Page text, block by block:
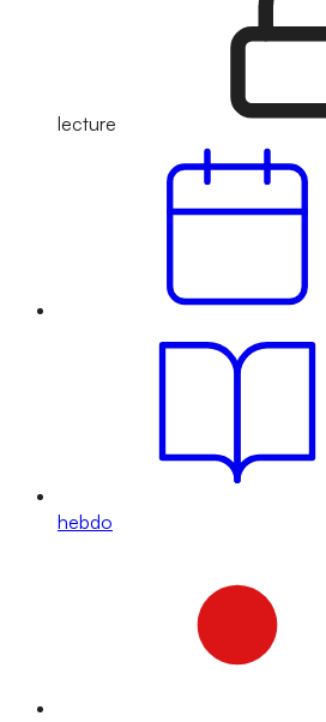
lecture
hebdo